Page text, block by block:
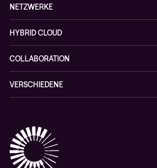
Projektanfragen
Podcast
Videos
Whitepaper
Healthcare
Public
Cybersecurity-Lösungen
NIS-2 Quick Check
Wie Sie kein zufälliges Opfer einer
NETZWERKE
Netzwerklösungen
HYBRID CLOUD
COLLABORATION
Cisco Webex
VERSCHIEDENE
RMA-Antrag
AGB